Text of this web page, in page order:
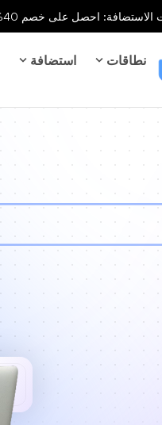
40% على جميع خدمات الاستضافة لفترة محدودة!
نطاقات استضافة